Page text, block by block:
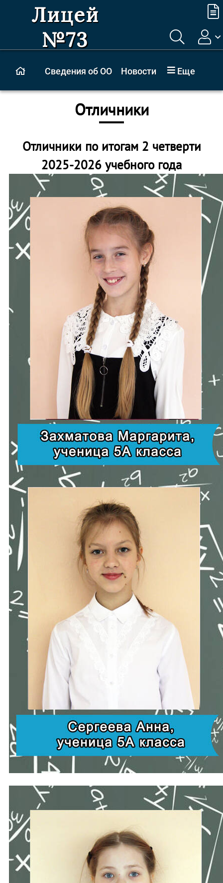
Лицей
№73
Сведения об ОО Новости Еще
Отличники
Отличники по итогам 2 четверти
2025-2026 учебного года